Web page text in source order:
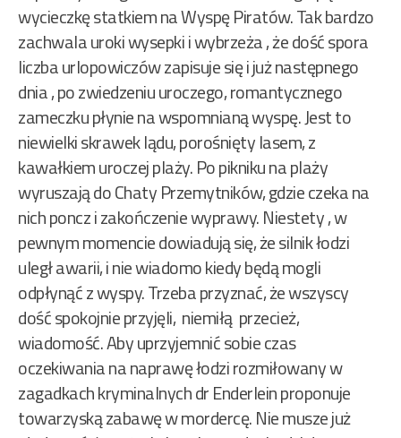
wycieczkę statkiem na Wyspę Piratów. Tak bardzo
zachwala uroki wysepki i wybrzeża , że dość spora
liczba urlopowiczów zapisuje się i już następnego
dnia , po zwiedzeniu uroczego, romantycznego
zameczku płynie na wspomnianą wyspę. Jest to
niewielki skrawek lądu, porośnięty lasem, z
kawałkiem uroczej plaży. Po pikniku na plaży
wyruszają do Chaty Przemytników, gdzie czeka na
nich poncz i zakończenie wyprawy. Niestety , w
pewnym momencie dowiadują się, że silnik łodzi
uległ awarii, i nie wiadomo kiedy będą mogli
odpłynąć z wyspy. Trzeba przyznać, że wszyscy
dość spokojnie przyjęli, niemiłą przecież,
wiadomość. Aby uprzyjemnić sobie czas
oczekiwania na naprawę łodzi rozmiłowany w
zagadkach kryminalnych dr Enderlein proponuje
towarzyską zabawę w mordercę. Nie musze już